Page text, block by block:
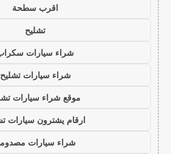
اقرب سطحة
تشليح
شراء سيارات
شراء سيارات تشليح
موقع شراء سيارات
ارقام يشترون سيارات
شراء سيارات